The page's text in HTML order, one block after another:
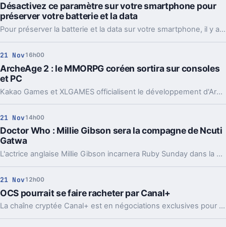
Désactivez ce paramètre sur votre smartphone pour
préserver votre batterie et la data
Pour préserver la batterie et la data sur votre smartphone, il y a plusieurs méthodes. L'une d'entre elles consiste à empêcher l'actualisation des apps en arrière-plan. Voici comment procéder.
21 Nov16h00
ArcheAge 2 : le MMORPG coréen sortira sur consoles
et PC
Kakao Games et XLGAMES officialisent le développement d'ArcheAge 2 avec le moteur graphique Unreal Engine 5.
21 Nov14h00
Doctor Who : Millie Gibson sera la compagne de Ncuti
Gatwa
L'actrice anglaise Millie Gibson incarnera Ruby Sunday dans la série télévisée Doctor Who en 2023.
21 Nov12h00
OCS pourrait se faire racheter par Canal+
La chaîne cryptée Canal+ est en négociations exclusives pour acquérir OCS, le deuxième plus grand service de télévision payante en France.